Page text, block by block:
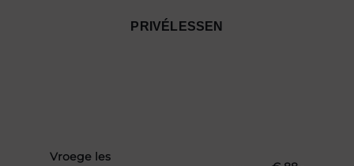
PRIVÉLESSEN
Vroege les